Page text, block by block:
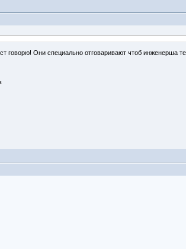
говорю! Они специально отговаривают чтоб инженерша